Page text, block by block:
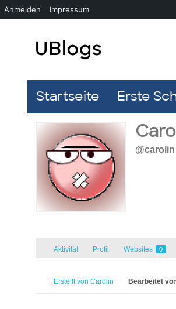
Startseite Erste
@carolin
Aktivität Profil Websites 0
Erstellt von Carolin Bearbeitet
Anmelden Impressum